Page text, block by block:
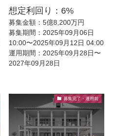
想定利回り：6%
募集金額：5億8,200万円
募集期間：2025年09月06日
10:00〜2025年09月12日 04:00
運用期間：2025年09月28日〜
2027年09月28日
募集完了・運用前